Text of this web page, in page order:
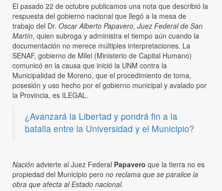
El pasado 22 de octubre publicamos una nota que describió la
respuesta del gobierno nacional que llegó a la mesa de
trabajo del Dr. Oscar Alberto Papavero, Juez Federal de San
Martín, quien subroga y administra el tiempo aún cuando la
documentación no merece múltiples interpretaciones. La
SENAF, gobierno de Milei (Ministerio de Capital Humano)
comunicó en la causa que inició la UNM contra la
Municipalidad de Moreno, que el procedimiento de toma,
posesión y uso hecho por el gobierno municipal y avalado por
la Provincia, es ILEGAL.
¿Avanzará la Libertad y pondrá fin a la
batalla entre la Universidad y el Municipio?
Nación advierte al Juez Federal Papavero que la tierra no es
propiedad del Municipio pero no reclama que se paralice la
obra que afecta al Estado nacional.